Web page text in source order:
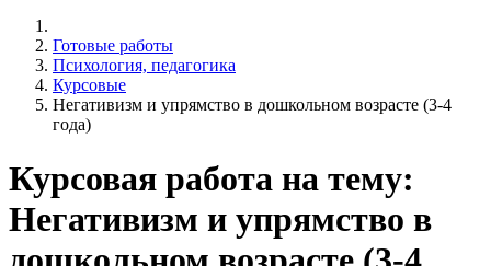
Готовые работы
Психология, педагогика
Курсовые
Негативизм и упрямство в дошкольном возрасте (3-4
года)
Курсовая работа на тему:
Негативизм и упрямство в